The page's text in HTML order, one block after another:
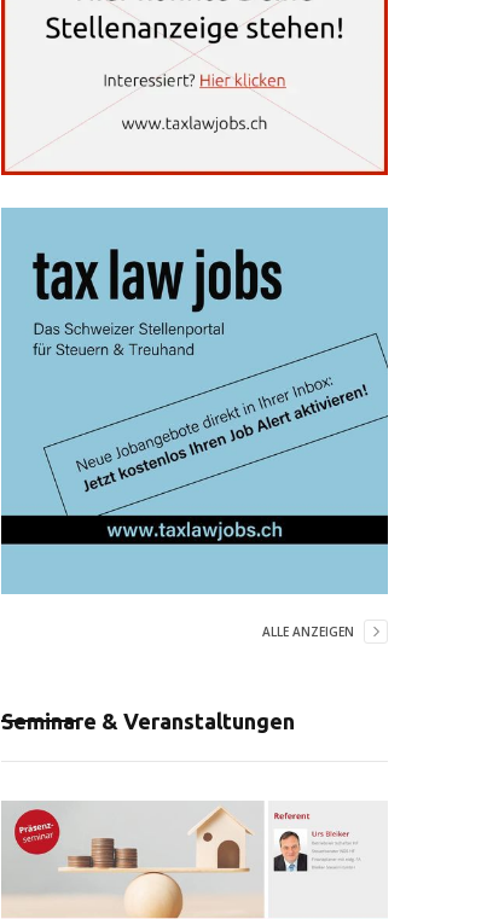
ALLE ANZEIGEN
Seminare & Veranstaltungen